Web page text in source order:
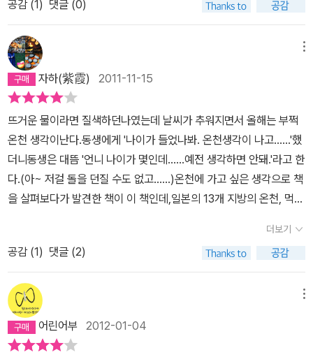
천 관광객도 자국민이 압도적으로 많다고 한다. 특히 가족 단위로 온
천을 찾는 것이 특징. 휴식과 보양의 장소라는 인식이 자리잡혀 있는
데, 할아버지, 할머니부터 손주까지 3대가 함께 온천을 즐기는 풍경
은 무척 개인주의 성향이 높은 일본의 스타일과 달리 훈훈함을 느끼
게 한다. 가와유 온천에서는 식사 시간에 요리가 놓일 때마다 해당 요
리에 대해 간략한 설명을 해준다고 한다. 외국 관광객의 입장에서는
일본의 전통과 문화를 이해할 수 있는 소중한 시간이 될 것이다. 물론
아주아주 배가 고프다면 수업종이 치기를 기다리는 점심시간 직전의
마음과 닮아 있을 테지만... 문득, 한복을 입고 호텔 식당에 들어갔다
지...;;;; 사쿠라지마의 심수관 가마는 정유재란 당시 포로로 잡혀 온
조선 도공 심당일이 자리를 잡은 가마터라고 한다. 그후 무려 400여
년 동안 명맥을 이어와 일본 도자기를 세계적 반열에 올려놓았다. 애
석하게도 그 기술은 우리나라에서는 맥이 끊겼다. 그때 전쟁이 없었
다면 어땠을까? 역사에 '만약'은 의미가 없으니 이같은 가정은 허무하
기만 하지만, 그때 일본으로 끌려간 도공들이 조선의 혼을 일본에 심
게 되었다고 애석해 하지는 않았을 것 같다. 기술자를 대접해주는 문
데 말이다... 미토쿠산의 산부쓰지 절의 기점으로 한두 시간 정도 산길
을 따라 올라가면 그 불가사의한 현장을 온 몸으로 느낄 수 있다. 수직
에 가까운 470m의 절벽에 세워져 허공에 떠 있는 듯한 자태가 아슬
아슬하다. 470m의 수직벽에 홀로 있는 절의 표현이다. 진정한 수행
자의 안식처다.그러지 않았는가?수도처만 제대로 잡아도 도의 반절
은 이룬 것이라고....
공감 (1) 댓글 (0)
자하(紫霞) 2011-11-15
뜨거운 물이라면 질색하던나였는데 날씨가 추워지면서 올해는 부쩍
온천 생각이난다.동생에게 '나이가 들었나봐. 온천생각이 나고......'했
더니동생은 대뜸 '언니 나이가 몇인데......예전 생각하면 안돼.'라고 한
다.(아~ 저걸 돌을 던질 수도 없고......)온천에 가고 싶은 생각으로 책
을 살펴보다가 발견한 책이 이 책인데,일본의 13개 지방의 온천, 먹을
방을 어떻게 다 담을 수 있을까하는 궁금증이 있었는데,핵심만 간략
하게 다루었다. 하지만 [식객]의 영향때문인지 먹을거리는 비교적 자
세히 나온다. 그리고 깨알같이 등장하는 허영만의 만화와 풍부한 사
진들~책을 읽고 나면 마음 속에 가고 싶은 온천이 떠오르게 될 것이
다.잘 모르는 사람들을 위해 일본지도에 갔던 온천을 표시해주었으면
좋았을텐데하는 아쉬움이 살짝 남는 책!
더보기
공감 (1) 댓글 (2)
어린어부 2012-01-04